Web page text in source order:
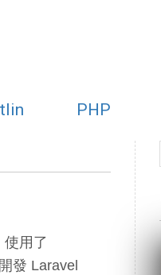
PHP
使用了
發 Laravel